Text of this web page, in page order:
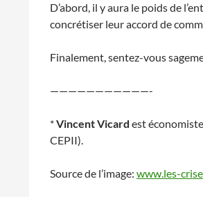
D’abord, il y aura le poids de
concrétiser leur accord de
Finalement, sentez-vous
———————————-
*Vincent Vicard est
CEPII).
Source de l’image: www.les-